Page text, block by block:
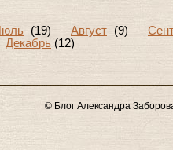
(19) Август (9)
Декабрь (12)
© Блог Александра